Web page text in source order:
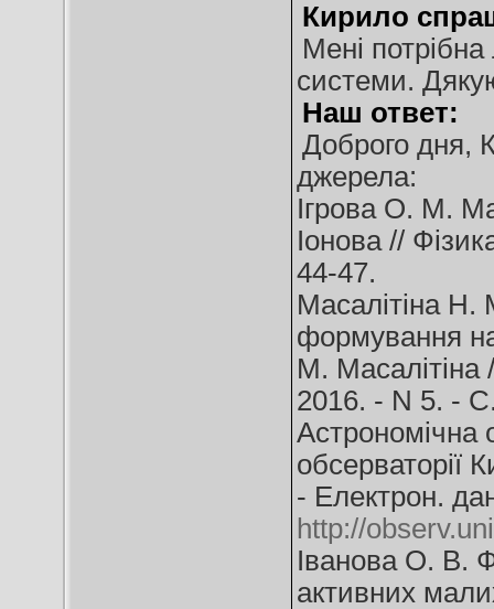
Кирило
Мені
системи.
Наш ответ:
Доброго дня,
джерела:
Ігрова О. М.
Іонова //
44-47.
Масалітіна Н.
формування
М. Масалітіна
2016. - N 5. -
Астрономічна
обсерваторії
- Електрон.
http://
Іванова О. В.
активних